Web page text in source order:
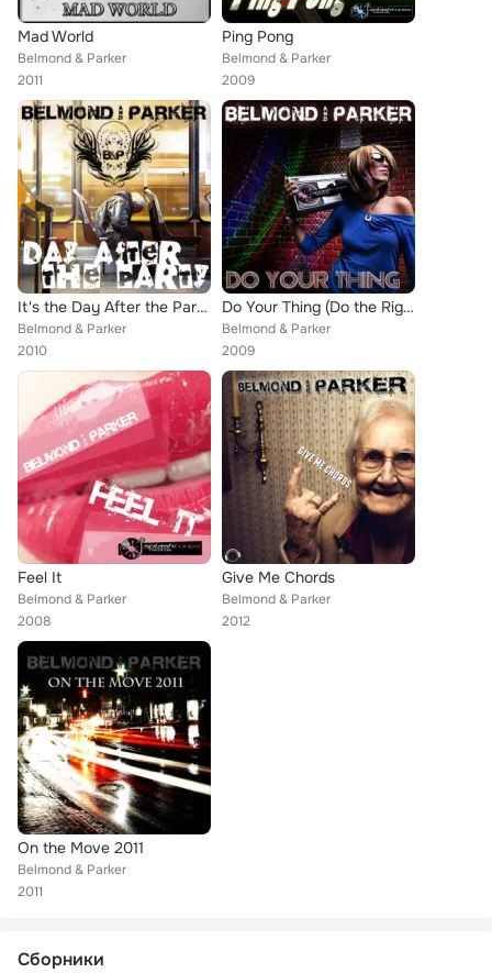
Mad World
Belmond & Parker
2011
Ping Pong
Belmond & Parker
2009
It's the Day After the Party
Belmond & Parker
2010
Do Your Thing (Do the Right Thing)
Belmond & Parker
2009
Feel It
Belmond & Parker
2008
Give Me Chords
Belmond & Parker
2012
On the Move 2011
Belmond & Parker
2011
Сборники